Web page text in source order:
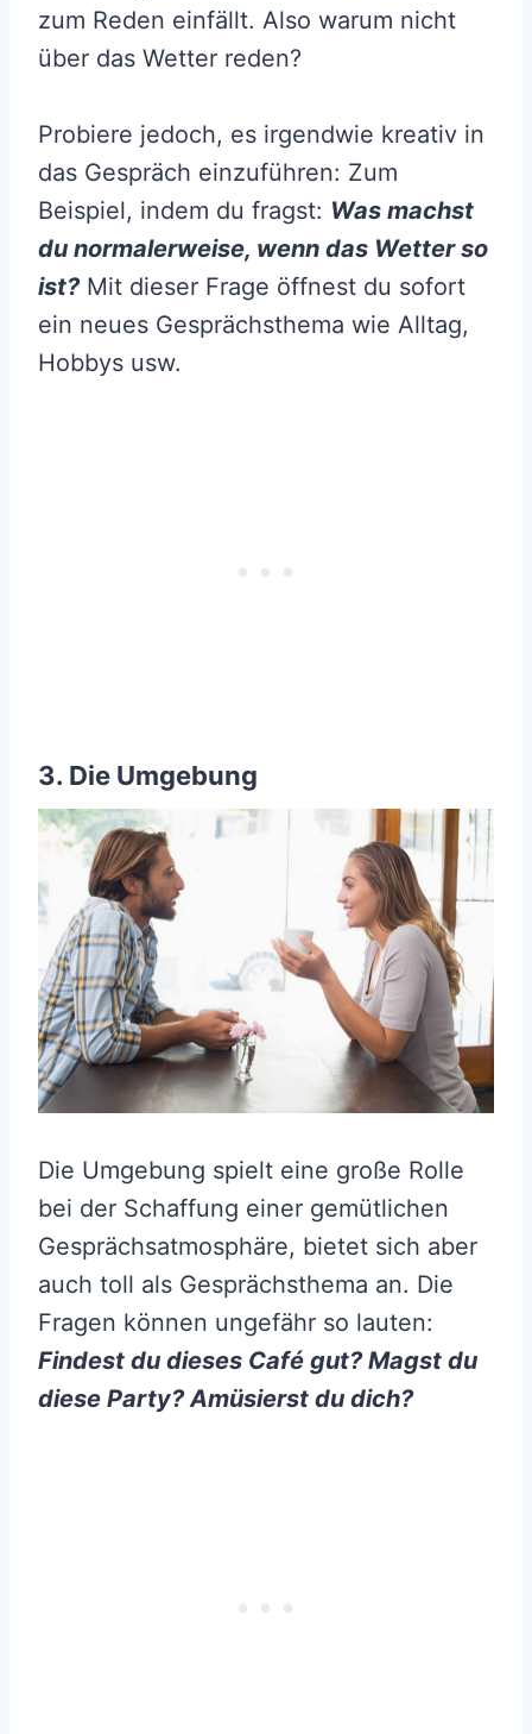
zum Reden einfällt. Also warum nicht
über das Wetter reden?
Probiere jedoch, es irgendwie kreativ in
das Gespräch einzuführen: Zum
Beispiel, indem du fragst: Was machst
du normalerweise, wenn das Wetter so
ist?Mit dieser Frage öffnest du sofort
ein neues Gesprächsthema wie Alltag,
Hobbys usw.
3. Die Umgebung
Die Umgebung spielt eine große Rolle
bei der Schaffung einer gemütlichen
Gesprächsatmosphäre, bietet sich aber
auch toll als Gesprächsthema an. Die
Fragen können ungefähr so lauten:
Findest du dieses Café gut? Magst du
diese Party? Amüsierst du dich?